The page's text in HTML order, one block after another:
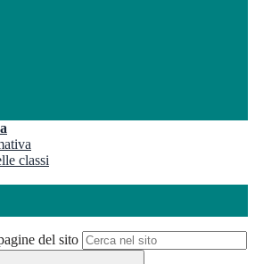
classi
del sito